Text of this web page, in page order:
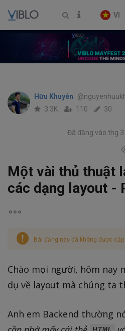
VI
Hữu Khuyên
3.3K 110 30
Đã đăng vào thg
Một vài thủ thuật
các dạng layout -
Bài đăng này đã không được
Chào mọi người, hôm nay
dụ về layout mà chúng ta
Anh em Backend thường